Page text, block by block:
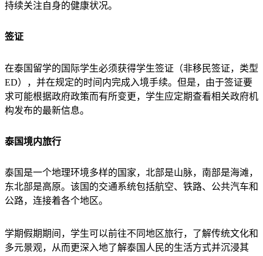
持续关注自身的健康状况。
签证
在泰国留学的国际学生必须获得学生签证（非移民签证，类型
ED），并在规定的时间内完成入境手续。但是，由于签证要
求可能根据政府政策而有所变更，学生应定期查看相关政府机
构发布的最新信息。
泰国境内旅行
泰国是一个地理环境多样的国家，北部是山脉，南部是海滩，
东北部是高原。该国的交通系统包括航空、铁路、公共汽车和
公路，连接着各个地区。
学期假期期间，学生可以前往不同地区旅行，了解传统文化和
多元景观，从而更深入地了解泰国人民的生活方式并沉浸其